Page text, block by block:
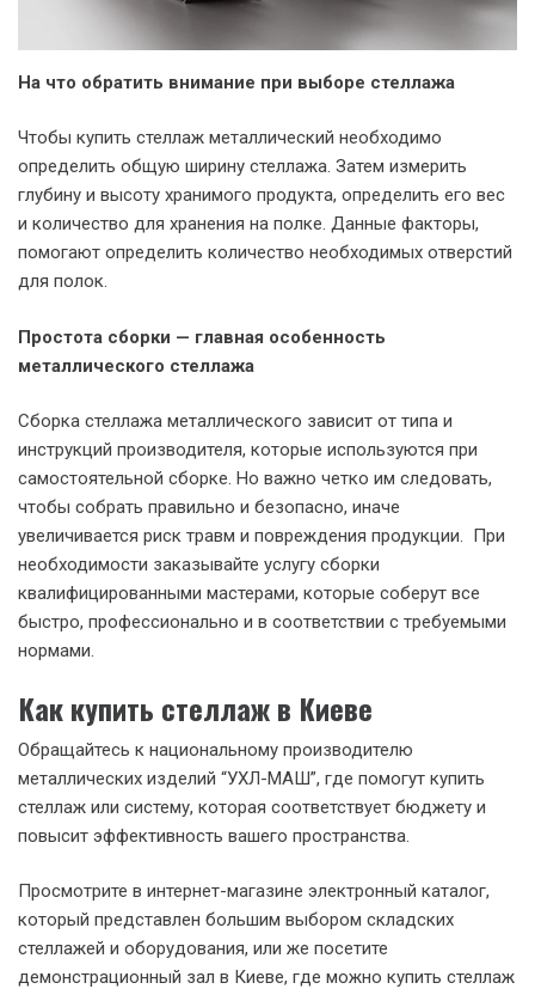
На что обратить внимание при выборе стеллажа
Чтобы купить стеллаж металлический необходимо
определить общую ширину стеллажа. Затем измерить
глубину и высоту хранимого продукта, определить его вес
и количество для хранения на полке. Данные факторы,
помогают определить количество необходимых отверстий
для полок.
Простота сборки — главная особенность
металлического стеллажа
Сборка стеллажа металлического зависит от типа и
инструкций производителя, которые используются при
самостоятельной сборке. Но важно четко им следовать,
чтобы собрать правильно и безопасно, иначе
увеличивается риск травм и повреждения продукции. При
необходимости заказывайте услугу сборки
квалифицированными мастерами, которые соберут все
быстро, профессионально и в соответствии с требуемыми
нормами.
Как купить стеллаж в Киеве
Обращайтесь к национальному производителю
металлических изделий “УХЛ-МАШ”, где помогут купить
стеллаж или систему, которая соответствует бюджету и
повысит эффективность вашего пространства.
Просмотрите в интернет-магазине электронный каталог,
который представлен большим выбором складских
стеллажей и оборудования, или же посетите
демонстрационный зал в Киеве, где можно купить стеллаж